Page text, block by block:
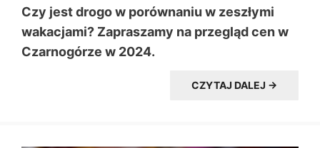
Czy jest drogo w porównaniu w zeszłymi
wakacjami? Zapraszamy na przegląd cen w
Czarnogórze w 2024.
CZYTAJ DALEJ →